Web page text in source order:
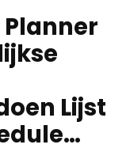
Lijst